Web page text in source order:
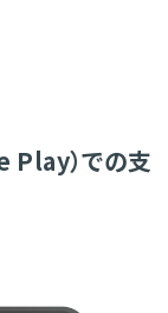
Play）での支